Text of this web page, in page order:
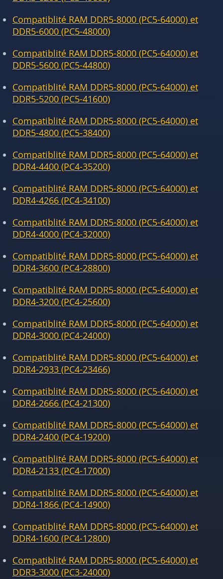
Compatiblité RAM DDR5-8000 (PC5-64000) et
DDR5-6000 (PC5-48000)
Compatiblité RAM DDR5-8000 (PC5-64000) et
DDR5-5600 (PC5-44800)
Compatiblité RAM DDR5-8000 (PC5-64000) et
DDR5-5200 (PC5-41600)
Compatiblité RAM DDR5-8000 (PC5-64000) et
DDR5-4800 (PC5-38400)
Compatiblité RAM DDR5-8000 (PC5-64000) et
DDR4-4400 (PC4-35200)
Compatiblité RAM DDR5-8000 (PC5-64000) et
DDR4-4266 (PC4-34100)
Compatiblité RAM DDR5-8000 (PC5-64000) et
DDR4-4000 (PC4-32000)
Compatiblité RAM DDR5-8000 (PC5-64000) et
DDR4-3600 (PC4-28800)
Compatiblité RAM DDR5-8000 (PC5-64000) et
DDR4-3200 (PC4-25600)
Compatiblité RAM DDR5-8000 (PC5-64000) et
DDR4-3000 (PC4-24000)
Compatiblité RAM DDR5-8000 (PC5-64000) et
DDR4-2933 (PC4-23466)
Compatiblité RAM DDR5-8000 (PC5-64000) et
DDR4-2666 (PC4-21300)
Compatiblité RAM DDR5-8000 (PC5-64000) et
DDR4-2400 (PC4-19200)
Compatiblité RAM DDR5-8000 (PC5-64000) et
DDR4-2133 (PC4-17000)
Compatiblité RAM DDR5-8000 (PC5-64000) et
DDR4-1866 (PC4-14900)
Compatiblité RAM DDR5-8000 (PC5-64000) et
DDR4-1600 (PC4-12800)
Compatiblité RAM DDR5-8000 (PC5-64000) et
DDR3-3000 (PC3-24000)